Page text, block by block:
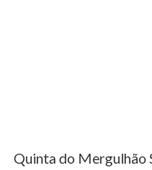
Quinta do Mergulhão